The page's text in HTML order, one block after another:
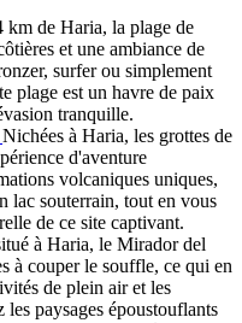
km de Haria, la plage de
et une ambiance de
surfer ou simplement
plage est un havre de paix
tranquille.
Nichées à Haria, les grottes de
d'aventure
volcaniques uniques,
lac souterrain, tout en vous
de ce site captivant.
à Haria, le Mirador del
à couper le souffle, ce qui en
de plein air et les
paysages époustouflants